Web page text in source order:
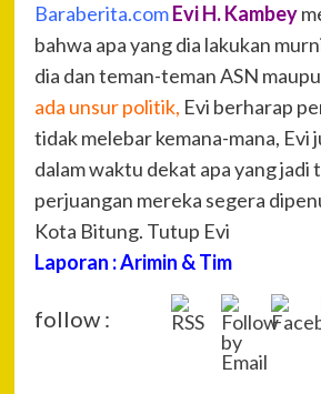
Baraberita.com Evi H. Kambey
bahwa apa yang dia lakukan
dia dan teman-teman ASN
ada unsur politik, Evi berharap
tidak melebar kemana-mana, Evi
dalam waktu dekat apa yang jadi
perjuangan mereka segera
Kota Bitung. Tutup Evi
Laporan : Arimin & Tim
follow :